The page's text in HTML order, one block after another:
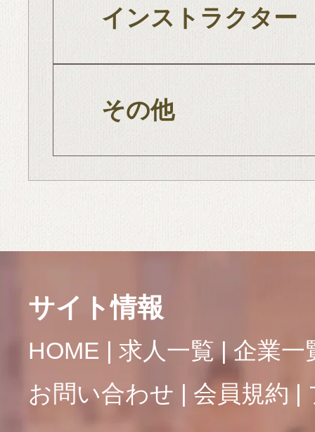
インストラクター
その他
サイト情報
HOME 求人一覧
企業一
お問い合わせ
会員規約